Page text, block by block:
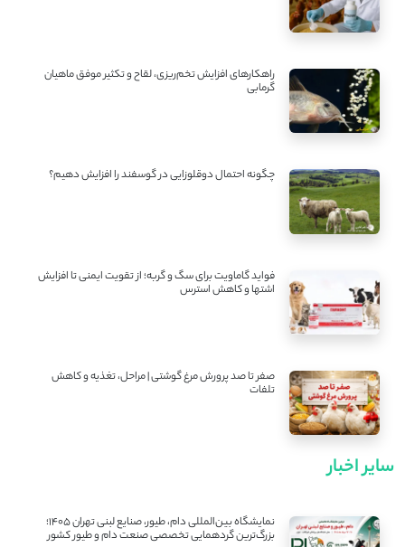
راهکارهای افزایش تخم‌ریزی، لقاح و تکثیر موفق ماهیان
گرمابی
چگونه احتمال دوقلوزایی در گوسفند را افزایش دهیم؟
فواید گاماویت برای سگ و گربه؛ از تقویت ایمنی تا افزایش
اشتها و کاهش استرس
صفر تا صد پرورش مرغ گوشتی | مراحل، تغذیه و کاهش
تلفات
سایر اخبار
نمایشگاه بین‌المللی دام، طیور، صنایع لبنی تهران ۱۴۰۵؛
بزرگ‌ترین گردهمایی تخصصی صنعت دام و طیور کشور